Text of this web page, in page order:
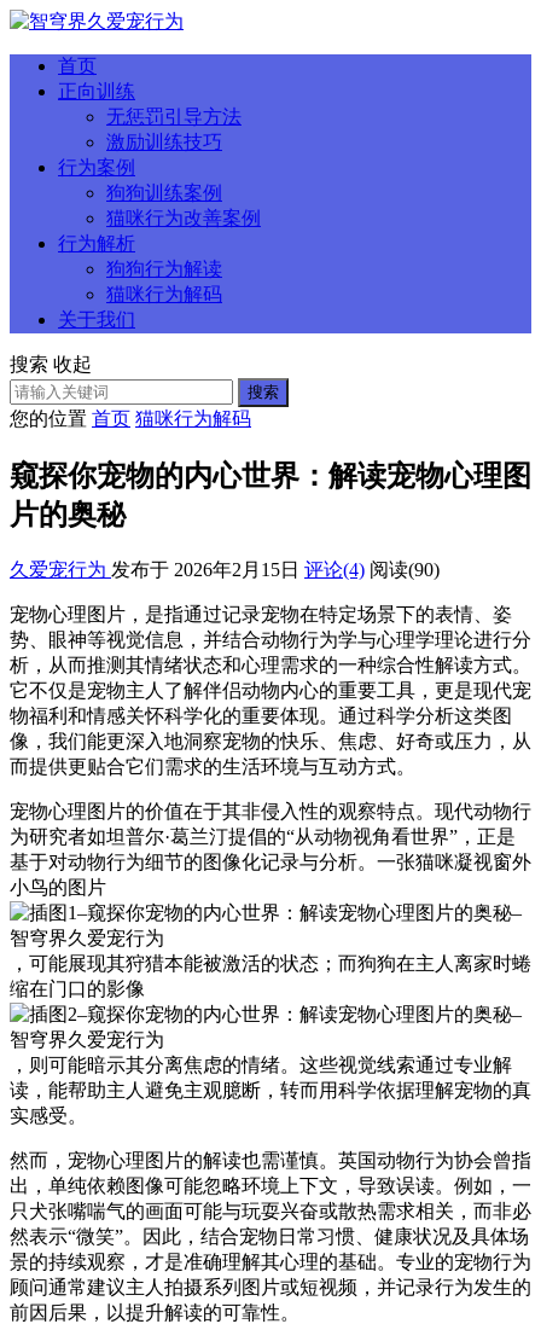
首页
正向训练
无惩罚引导方法
激励训练技巧
行为案例
狗狗训练案例
猫咪行为改善案例
行为解析
狗狗行为解读
猫咪行为解码
关于我们
搜索 收起
搜索
您的位置 首页 猫咪行为解码
窥探你宠物的内心世界：解读宠物心理图
片的奥秘
久爱宠行为 发布于 2026年2月15日 评论(4) 阅读(90)
宠物心理图片，是指通过记录宠物在特定场景下的表情、姿
势、眼神等视觉信息，并结合动物行为学与心理学理论进行分
析，从而推测其情绪状态和心理需求的一种综合性解读方式。
它不仅是宠物主人了解伴侣动物内心的重要工具，更是现代宠
物福利和情感关怀科学化的重要体现。通过科学分析这类图
像，我们能更深入地洞察宠物的快乐、焦虑、好奇或压力，从
而提供更贴合它们需求的生活环境与互动方式。
宠物心理图片的价值在于其非侵入性的观察特点。现代动物行
为研究者如坦普尔·葛兰汀提倡的“从动物视角看世界”，正是
基于对动物行为细节的图像化记录与分析。一张猫咪凝视窗外
小鸟的图片
，可能展现其狩猎本能被激活的状态；而狗狗在主人离家时蜷
缩在门口的影像
，则可能暗示其分离焦虑的情绪。这些视觉线索通过专业解
读，能帮助主人避免主观臆断，转而用科学依据理解宠物的真
实感受。
然而，宠物心理图片的解读也需谨慎。英国动物行为协会曾指
出，单纯依赖图像可能忽略环境上下文，导致误读。例如，一
只犬张嘴喘气的画面可能与玩耍兴奋或散热需求相关，而非必
然表示“微笑”。因此，结合宠物日常习惯、健康状况及具体场
景的持续观察，才是准确理解其心理的基础。专业的宠物行为
顾问通常建议主人拍摄系列图片或短视频，并记录行为发生的
前因后果，以提升解读的可靠性。